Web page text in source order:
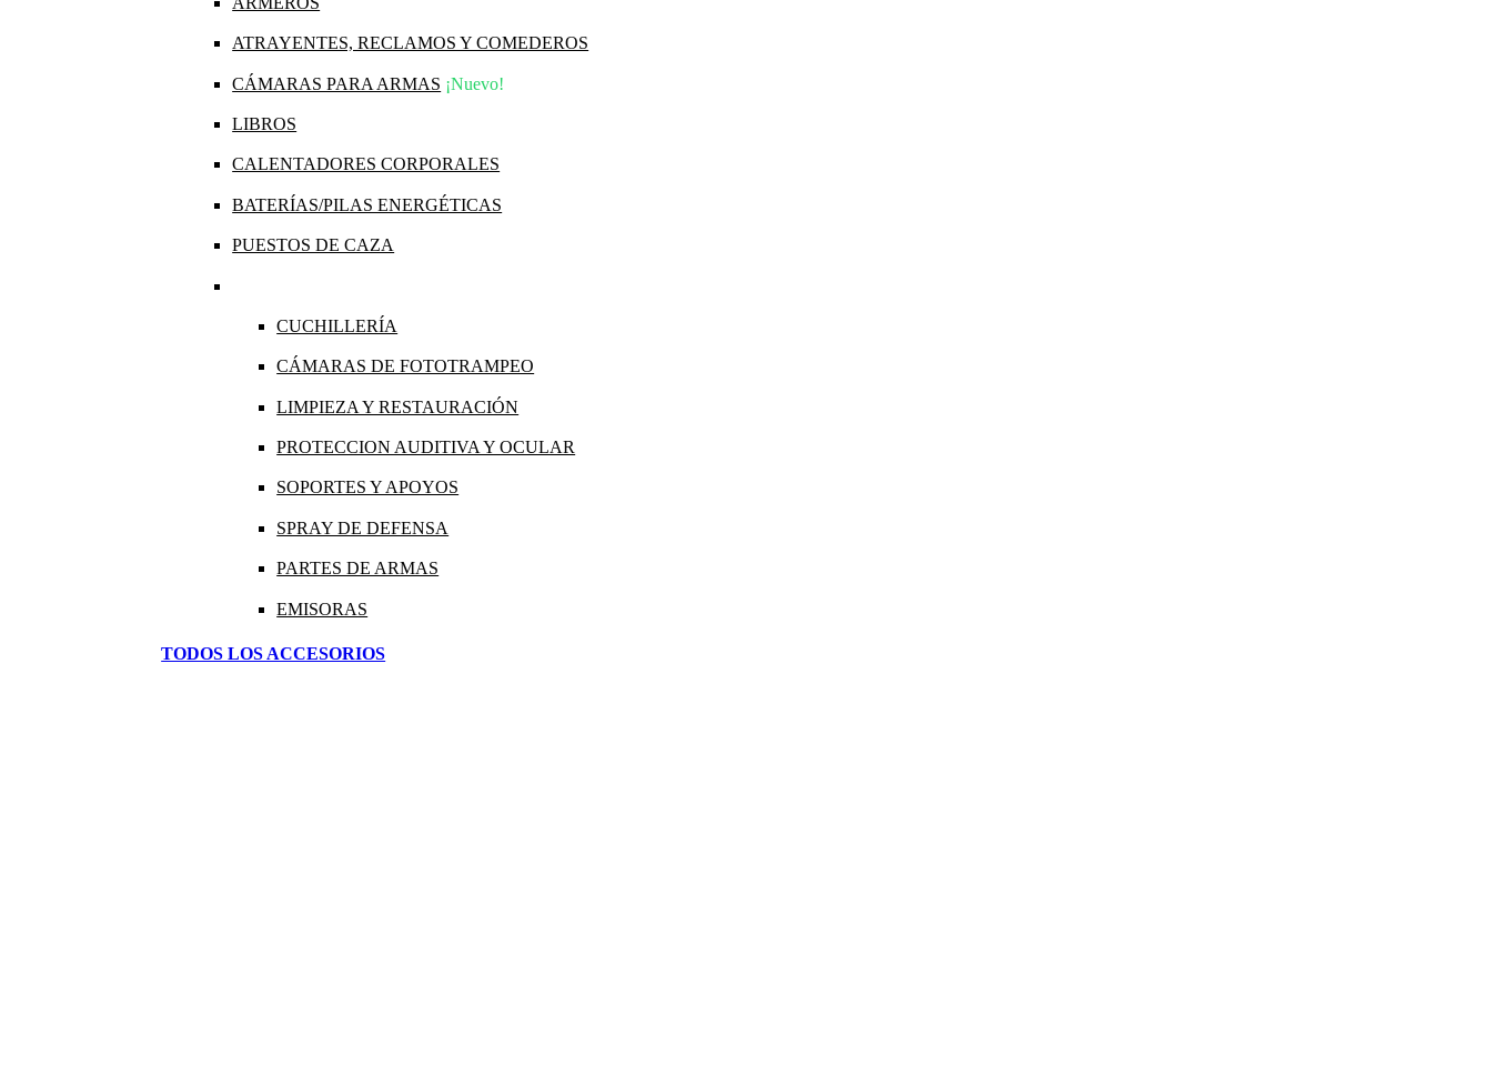
ATRAYENTES, RECLAMOS Y COMEDEROS
CÁMARAS PARA ARMAS ¡Nuevo!
LIBROS
CALENTADORES CORPORALES
BATERÍAS/PILAS ENERGÉTICAS
PUESTOS DE CAZA
CUCHILLERÍA
CÁMARAS DE FOTOTRAMPEO
LIMPIEZA Y RESTAURACIÓN
PROTECCION AUDITIVA Y OCULAR
SOPORTES Y APOYOS
SPRAY DE DEFENSA
PARTES DE ARMAS
EMISORAS
TODOS LOS ACCESORIOS